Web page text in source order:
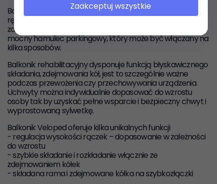
Balkonik Veloped
ma niezawodny system hamulca
ręcznego umieszczonego w piastach, który jest skuteczny
zarówno w deszczu, śniegu, czy słońcu. Chodzik posiada
mocnyhamulec parkingowy,który może być włączany na
kilka sposobów.
Balkonik rehabilitacyjnydysponuje funkcją błyskawicznego
składania, zdejmowania kół, jest to szczególnie ważne
podczas przewożenia czy przechowywania urządzenia.
Uchwyty można indywidualnie dopasować do wzrostu
osoby tak by uzyskać pełne wsparcie i bezpieczny chwyt i
wyprostowaną sylwetkę.
Balkonik Velopedoferuje kilka unikalnych funkcji
- regulacja wysokości rączek – dopasowanie w zależności
do wzrostu
- szybkie składanie i rozkładanie włącznie ze
zdejmowaniem kółek
- składana rama i zdejmowane kółka na szybkozłączki
Zaakceptuj wszystkie